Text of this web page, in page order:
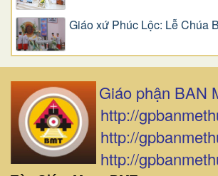
Giáo xứ Phúc Lộc: Lễ Chúa
Giáo phận BAN
http://
http://
http://